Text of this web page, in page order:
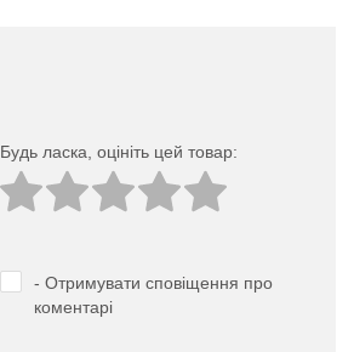
Будь ласка, оцініть цей товар:
- Отримувати сповіщення про
коментарі